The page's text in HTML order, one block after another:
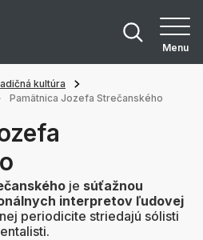
Menu
kultúra
Pamätnica Jozefa Strečanského
je súťažnou
interpretov ľudovej
periodicite striedajú sólisti